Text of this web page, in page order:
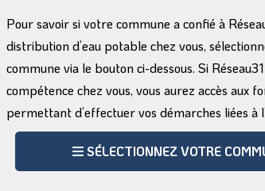
Pour savoir si votre commune a confié à
distribution d’eau potable chez vous,
commune via le bouton ci-dessous. Si
compétence chez vous, vous aurez accès aux
permettant d’effectuer vos démarches liées à
SÉLECTIONNEZ VOTRE